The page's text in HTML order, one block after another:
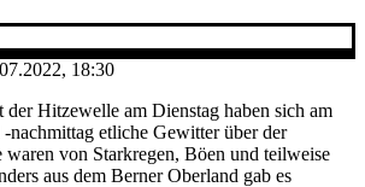
18:30
Hitzewelle am Dienstag haben sich am
etliche Gewitter über der
waren von Starkregen, Böen und teilweise
aus dem Berner Oberland gab es